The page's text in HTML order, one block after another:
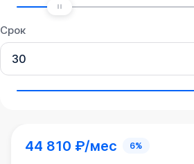
Срок
44 810 ₽/мес 6%